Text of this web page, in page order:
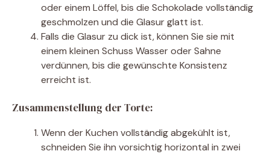
oder einem Löffel, bis die Schokolade vollständig
geschmolzen und die Glasur glatt ist.
Falls die Glasur zu dick ist, können Sie sie mit
einem kleinen Schuss Wasser oder Sahne
verdünnen, bis die gewünschte Konsistenz
erreicht ist.
Zusammenstellung der Torte:
Wenn der Kuchen vollständig abgekühlt ist,
schneiden Sie ihn vorsichtig horizontal in zwei